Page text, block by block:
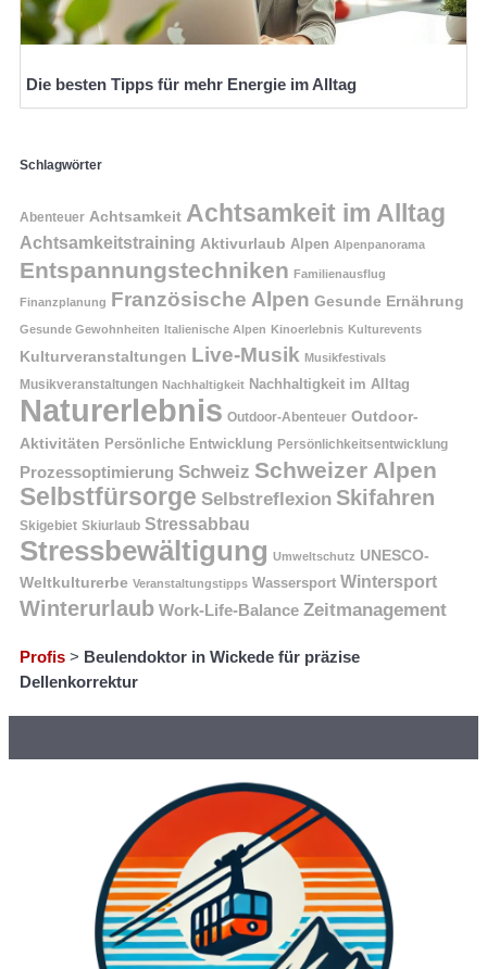
Die besten Tipps für mehr Energie im Alltag
Schlagwörter
Abenteuer Achtsamkeit Achtsamkeit im Alltag
Achtsamkeitstraining Aktivurlaub Alpen Alpenpanorama
Entspannungstechniken Familienausflug
Finanzplanung Französische Alpen Gesunde Ernährung
Gesunde Gewohnheiten Italienische Alpen Kinoerlebnis Kulturevents
Kulturveranstaltungen Live-Musik Musikfestivals
Musikveranstaltungen Nachhaltigkeit Nachhaltigkeit im Alltag
Naturerlebnis Outdoor-Abenteuer Outdoor-
Aktivitäten Persönliche Entwicklung Persönlichkeitsentwicklung
Prozessoptimierung Schweiz Schweizer Alpen
Selbstfürsorge Selbstreflexion Skifahren
Skigebiet Skiurlaub Stressabbau
Stressbewältigung Umweltschutz UNESCO-
Weltkulturerbe Veranstaltungstipps Wassersport Wintersport
Winterurlaub Work-Life-Balance Zeitmanagement
Profis > Beulendoktor in Wickede für präzise
Dellenkorrektur